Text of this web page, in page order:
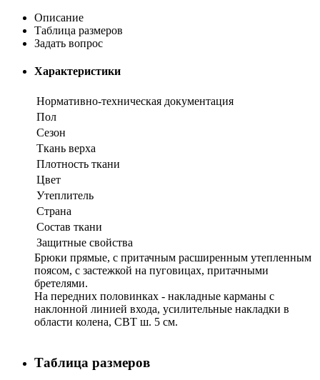
Описание
Таблица размеров
Задать вопрос
Характеристики
Нормативно-техническая документация
Пол
Сезон
Ткань верха
Плотность ткани
Цвет
Утеплитель
Страна
Состав ткани
Защитные свойства
Брюки прямые, с притачным расширенным утепленным
поясом, с застежкой на пуговицах, притачными
бретелями.
На передних половинках - накладные карманы с
наклонной линией входа, усилительные накладки в
области колена, СВТ ш. 5 см.
Таблица размеров